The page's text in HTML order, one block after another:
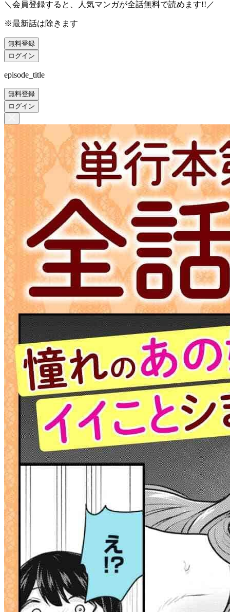
＼会員登録すると、人気マンガが全話無料で読めます!!／
※最新話は除きます
無料登録
ログイン
episode_title
無料登録
ログイン